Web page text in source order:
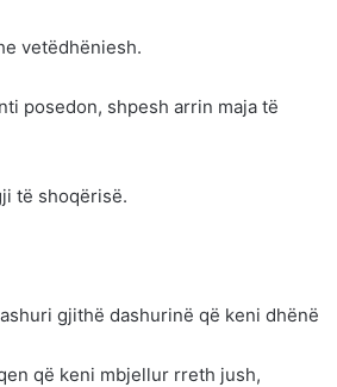
vetëdhëniesh.
posedon, shpesh arrin maja të
të shoqërisë.
gjithë dashurinë që keni dhënë
që keni mbjellur rreth jush,